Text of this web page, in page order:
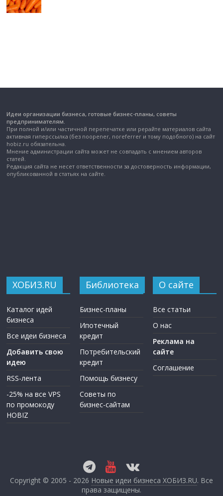
Идеи организации бизнеса, готовые бизнес-планы, советы
предпринимателям.
При полной и/или частичной перепечатке или рерайте материалов сайта
активная гиперссылка (без noopener, noreferrer и тому подобного) на сайт
hobiz.ru обязательна.
Мнение администрации сайта может не совпадать с мнением авторов
статей.
Редакция сайта не несет ответственности за достоверность информации,
опубликованной в статьях на сайте.
ХОБИЗ.RU
Каталог идей
бизнеса
Все идеи бизнеса
Добавить свою
идею
RSS-лента
-25% на все VPS
по промокоду
HOBIZ
Библиотека
Бизнес-планы
Ипотечный
кредит
Потребительский
кредит
Помощь бизнесу
Советы по
бизнес-сайтам
О сайте
Все статьи
О нас
Реклама на
сайте
Соглашение
Copyright © 2005 - 2026 Новые идеи бизнеса ХОБИЗ.RU. Все
права защищены.